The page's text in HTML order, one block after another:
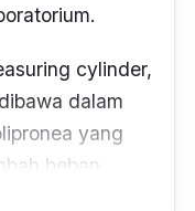
cylinder,
dalam
yang
beban
kualitas